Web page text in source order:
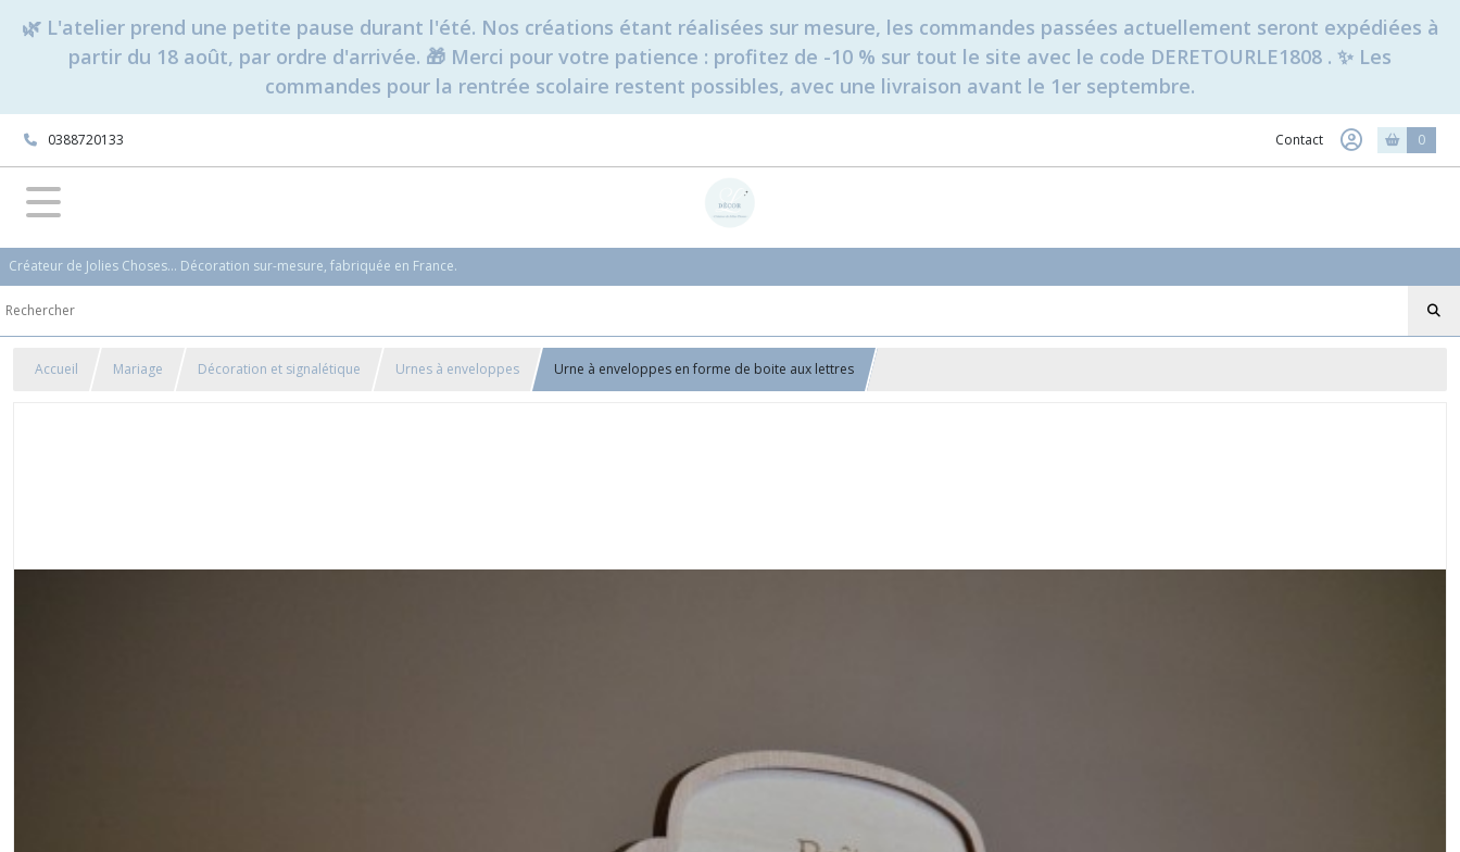
🌿 L'atelier prend une petite pause durant l'été. Nos créations étant réalisées sur mesure, les commandes passées actuellement seront expédiées à
partir du 18 août, par ordre d'arrivée. 🎁 Merci pour votre patience : profitez de -10 % sur tout le site avec le code DERETOURLE1808 . ✨ Les
commandes pour la rentrée scolaire restent possibles, avec une livraison avant le 1er septembre.
0388720133 Contact 0
Créateur de Jolies Choses... Décoration sur-mesure, fabriquée en France.
Accueil Mariage Décoration et signalétique Urnes à enveloppes Urne à enveloppes en forme de boite aux lettres